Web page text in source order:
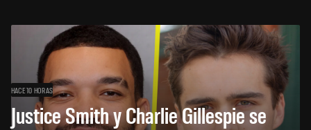
HACE 10 HORAS
Justice Smith y Charlie Gillespie se